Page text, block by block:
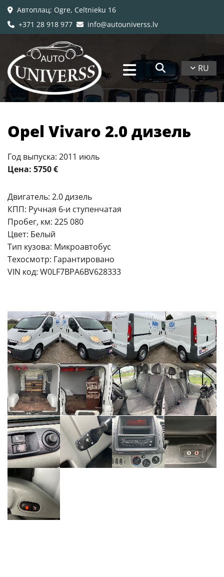
 Автоплац: Ogre, Celtnieku 16
 +371 28 918 977  info@autouniverss.lv
RU
Opel Vivaro 2.0 дизель
Год выпуска: 2011 июль
Цена: 5750 €
Двигатель: 2.0 дизель
КПП: Ручная 6-и ступенчатая
Пробег, км: 225 080
Цвет: Белый
Тип кузова: Микроавтобус
Техосмотр: Гарантировано
VIN код: W0LF7BPA6BV628333